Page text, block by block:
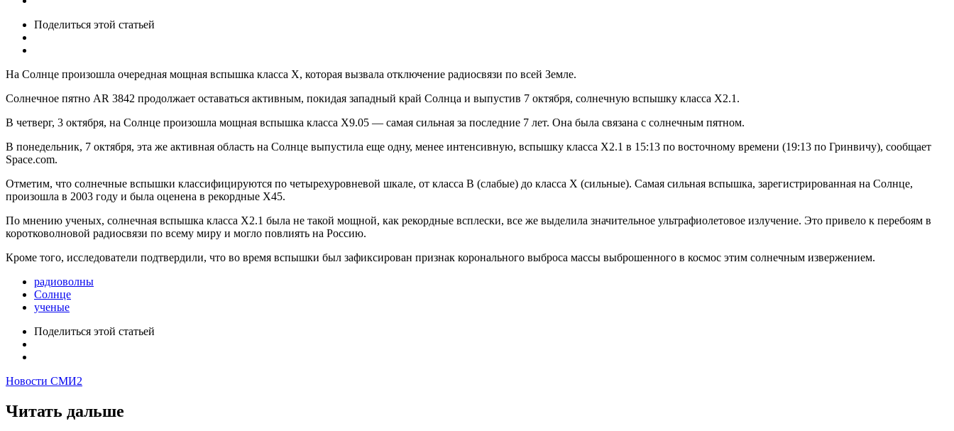
Поделиться этой статьей
На Солнце произошла очередная мощная вспышка класса X, которая вызвала отключение радиосвязи по всей Земле.
Солнечное пятно AR 3842 продолжает оставаться активным, покидая западный край Солнца и выпустив 7 октября, солнечную вспышку класса X2.1.
В четверг, 3 октября, на Солнце произошла мощная вспышка класса X9.05 — самая сильная за последние 7 лет. Она была связана с солнечным пятном.
В понедельник, 7 октября, эта же активная область на Солнце выпустила еще одну, менее интенсивную, вспышку класса X2.1 в 15:13 по восточному времени (19:13 по Гринвичу), сообщает
Space.com.
Отметим, что солнечные вспышки классифицируются по четырехуровневой шкале, от класса B (слабые) до класса X (сильные). Самая сильная вспышка, зарегистрированная на Солнце,
произошла в 2003 году и была оценена в рекордные X45.
По мнению ученых, солнечная вспышка класса X2.1 была не такой мощной, как рекордные всплески, все же выделила значительное ультрафиолетовое излучение. Это привело к перебоям в
коротковолновой радиосвязи по всему миру и могло повлиять на Россию.
Кроме того, исследователи подтвердили, что во время вспышки был зафиксирован признак коронального выброса массы выброшенного в космос этим солнечным извержением.
радиоволны
Солнце
ученые
Поделиться этой статьей
Новости СМИ2
Читать дальше